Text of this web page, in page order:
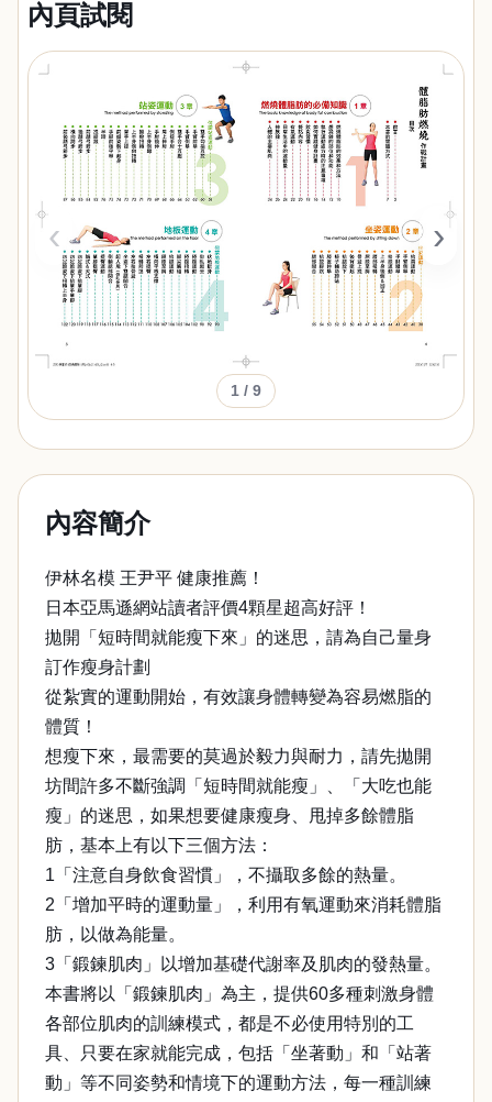
內頁試閱
‹ ›
1 / 9
內容簡介
伊林名模 王尹平 健康推薦！
日本亞馬遜網站讀者評價4顆星超高好評！
拋開「短時間就能瘦下來」的迷思，請為自己量身
訂作瘦身計劃
從紮實的運動開始，有效讓身體轉變為容易燃脂的
體質！
想瘦下來，最需要的莫過於毅力與耐力，請先拋開
坊間許多不斷強調「短時間就能瘦」、「大吃也能
瘦」的迷思，如果想要健康瘦身、甩掉多餘體脂
肪，基本上有以下三個方法：
1「注意自身飲食習慣」，不攝取多餘的熱量。
2「增加平時的運動量」，利用有氧運動來消耗體脂
肪，以做為能量。
3「鍛鍊肌肉」以增加基礎代謝率及肌肉的發熱量。
本書將以「鍛鍊肌肉」為主，提供60多種刺激身體
各部位肌肉的訓練模式，都是不必使用特別的工
具、只要在家就能完成，包括「坐著動」和「站著
動」等不同姿勢和情境下的運動方法，每一種訓練